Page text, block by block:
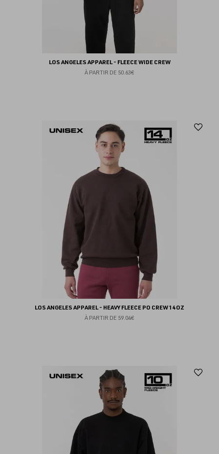
LOS ANGELES APPAREL - FLEECE WIDE CREW
À PARTIR DE 50.63€
LOS ANGELES APPAREL - HEAVY FLEECE PO CREW 14 OZ
À PARTIR DE 59.04€